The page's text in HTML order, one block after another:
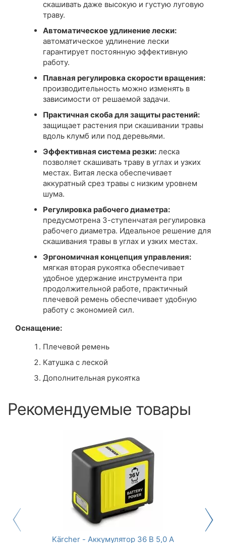
скашивать даже высокую и густую луговую
траву.
Автоматическое удлинение лески:
автоматическое удлинение лески
гарантирует постоянную эффективную
работу.
Плавная регулировка скорости вращения:
производительность можно изменять в
зависимости от решаемой задачи.
Практичная скоба для защиты растений:
защищает растения при скашивании травы
вдоль клумб или под деревьями.
Эффективная система резки: леска
позволяет скашивать траву в углах и узких
местах. Витая леска обеспечивает
аккуратный срез травы с низким уровнем
шума.
Регулировка рабочего диаметра:
предусмотрена 3-ступенчатая регулировка
рабочего диаметра. Идеальное решение для
скашивания травы в углах и узких местах.
Эргономичная концепция управления:
мягкая вторая рукоятка обеспечивает
удобное удержание инструмента при
продолжительной работе, практичный
плечевой ремень обеспечивает удобную
работу с экономией сил.
Оснащение:
Плечевой ремень
Катушка с леской
Дополнительная рукоятка
Рекомендуемые товары
Kärcher - Аккумулятор 36 В 5,0 A